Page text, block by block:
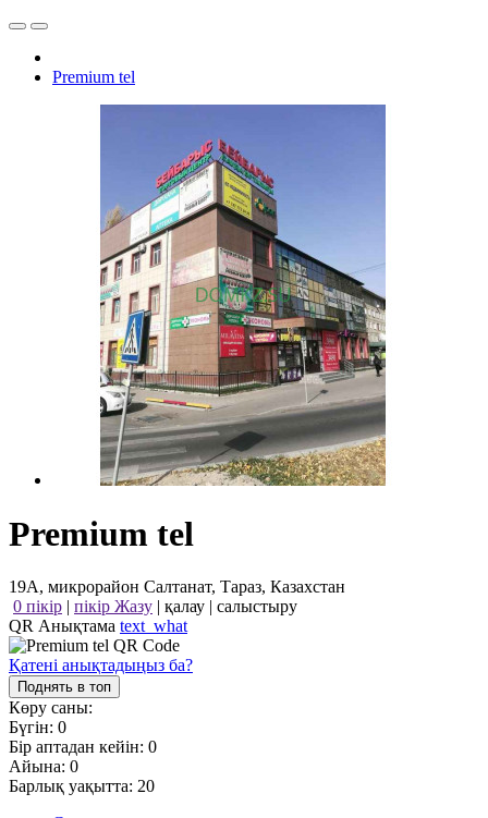
Premium tel
Premium tel
19А, микрорайон Салтанат, Тараз, Казахстан
0 пікір | пікір Жазу | қалау | салыстыру
QR Анықтама text_what
Қатені анықтадыңыз ба?
Поднять в топ
Көру саны:
Бүгін: 0
Бір аптадан кейін: 0
Айына: 0
Барлық уақытта: 20